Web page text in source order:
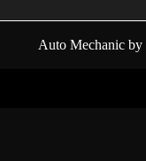
Auto Mechanicby